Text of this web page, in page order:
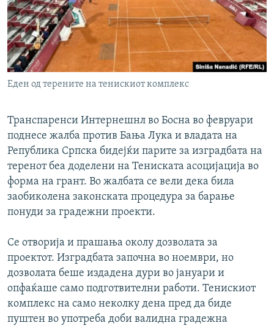
Еден од терените на тенискиот комплекс
Транспаренси Интернешнл во Босна во февруари
поднесе жалба против Бања Лука и владата на
Република Српска бидејќи парите за изградбата на
теренот беа доделени на Тениската асоцијација во
форма на грант. Во жалбата се вели дека била
заобиколена законската процедура за барање
понуди за градежни проекти.
Се отворија и прашања околу дозволата за
проектот. Изградбата започна во ноември, но
дозволата беше издадена дури во јануари и
опфаќаше само подготвителни работи. Тенискиот
комплекс на само неколку дена пред да биде
пуштен во употреба доби валидна градежна